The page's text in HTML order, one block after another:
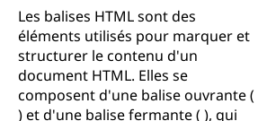
Les balises HTML sont des
éléments utilisés pour marquer et
structurer le contenu d'un
document HTML. Elles se
composent d'une balise ouvrante (
) et d'une balise fermante ( ), qui